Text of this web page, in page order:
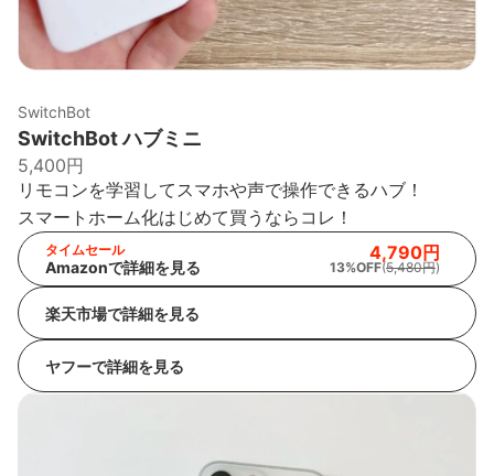
SwitchBot
SwitchBot ハブミニ
5,400円
リモコンを学習してスマホや声で操作できるハブ！
スマートホーム化はじめて買うならコレ！
タイムセール
Amazonで詳細を見る
4,790円
13%OFF(5,480円)
楽天市場で詳細を見る
ヤフーで詳細を見る